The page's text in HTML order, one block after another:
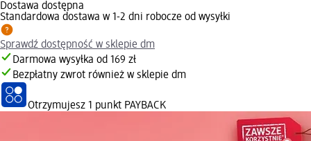
Dostawa dostępna
Standardowa dostawa w 1-2 dni robocze od wysyłki
Sprawdź dostępność w sklepie dm
Darmowa wysyłka od 169 zł
Bezpłatny zwrot również w sklepie dm
Otrzymujesz 1 punkt PAYBACK